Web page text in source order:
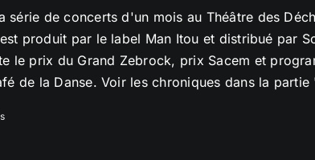
série de concerts d'un mois au Théâtre des
produit par le label Man Itou et distribué par
le prix du Grand Zebrock, prix Sacem et
de la Danse. Voir les chroniques dans la partie